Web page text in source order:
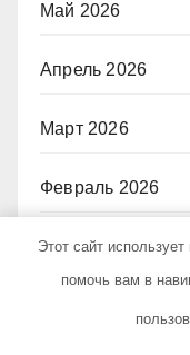
Май 2026
Апрель 2026
Март 2026
Февраль 2026
Январь 2026
Этот сайт
помочь вам в